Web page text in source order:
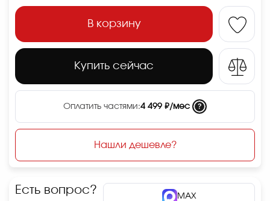
В корзину
Купить сейчас
Оплатить частями:4 499 ₽/мес ?
Нашли дешевле?
Есть вопрос? MAX